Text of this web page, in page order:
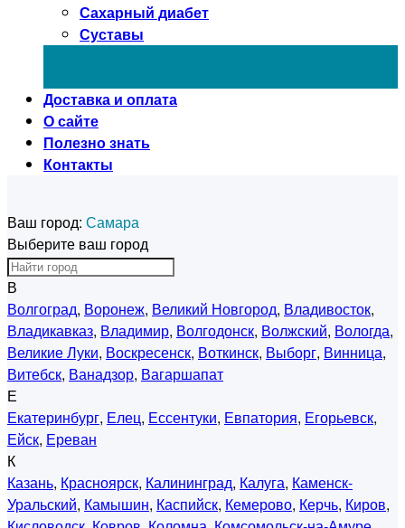
Сахарный диабет
Суставы
Доставка и оплата
О сайте
Полезно знать
Контакты
Ваш город: Самара
Выберите ваш город
В
Волгоград, Воронеж, Великий Новгород, Владивосток,
Владикавказ, Владимир, Волгодонск, Волжский, Вологда,
Великие Луки, Воскресенск, Воткинск, Выборг, Винница,
Витебск, Ванадзор, Вагаршапат
Е
Екатеринбург, Елец, Ессентуки, Евпатория, Егорьевск,
Ейск, Ереван
К
Казань, Красноярск, Калининград, Калуга, Каменск-
Уральский, Камышин, Каспийск, Кемерово, Керчь, Киров,